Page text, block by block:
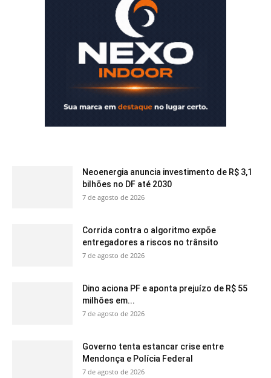
Neoenergia anuncia investimento de R$ 3,1
bilhões no DF até 2030
7 de agosto de 2026
Corrida contra o algoritmo expõe
entregadores a riscos no trânsito
7 de agosto de 2026
Dino aciona PF e aponta prejuízo de R$ 55
milhões em...
7 de agosto de 2026
Governo tenta estancar crise entre
Mendonça e Polícia Federal
7 de agosto de 2026